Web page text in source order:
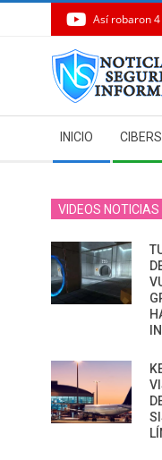
Así robaron
Navigation
Menu
INICIO
VIDEOS NOTICIAS